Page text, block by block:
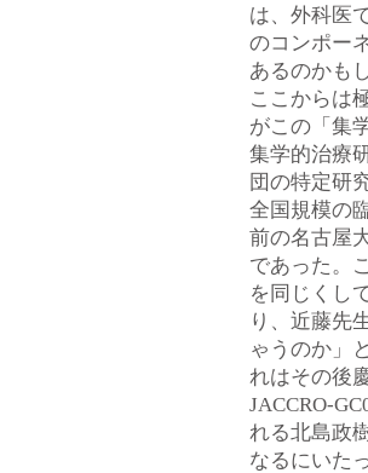
は、外科医
のコンポー
あるのかも
ここからは
がこの「集
集学的治療
団の特定研
全国規模の
前の名古屋
であった。
を同じくし
り、近藤先
ゃうのか」
れはその後
JACCRO-
れる北島政
なるにいた